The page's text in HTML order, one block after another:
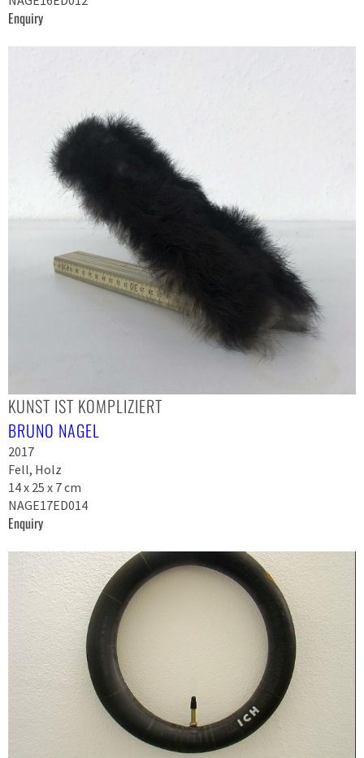
Enquiry
KUNST IST KOMPLIZIERT
BRUNO NAGEL
2017
Fell, Holz
14 x 25 x 7 cm
NAGE17ED014
Enquiry